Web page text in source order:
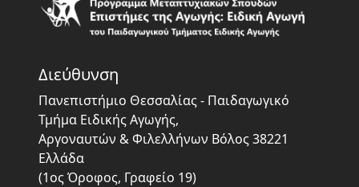
Διεύθυνση
Πανεπιστήμιο Θεσσαλίας - Παιδαγωγικό
Τμήμα Ειδικής Αγωγής,
Αργοναυτών & Φιλελλήνων Βόλος 38221
Ελλάδα
(1ος Όροφος, Γραφείο 19)